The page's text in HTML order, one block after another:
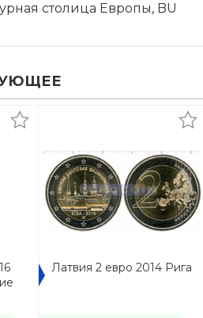
столица Европы, BU
Латвия 2 евро 2014 Рига